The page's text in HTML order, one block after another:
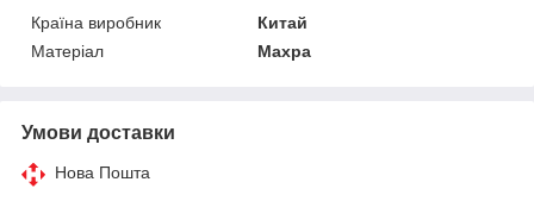
Країна виробник
Китай
Матеріал
Махра
Умови доставки
Нова Пошта